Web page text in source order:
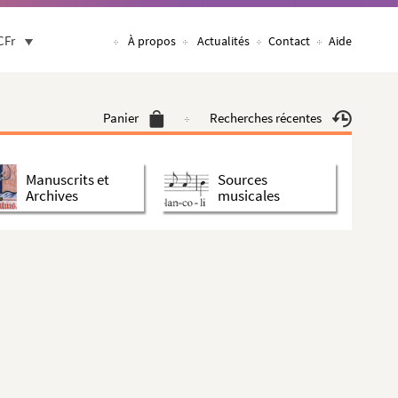
À propos Actualités Contact Aide
Panier Recherches récentes
Manuscrits et
Archives
Sources
musicales